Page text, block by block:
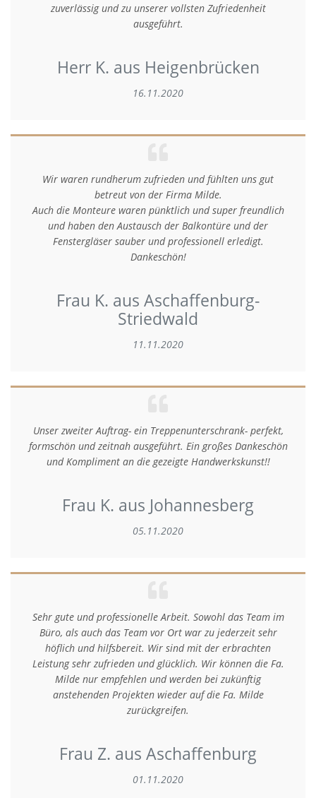
zuverlässig und zu unserer vollsten Zufriedenheit
ausgeführt.
Herr K. aus Heigenbrücken
16.11.2020
Wir waren rundherum zufrieden und fühlten uns gut
betreut von der Firma Milde.
Auch die Monteure waren pünktlich und super freundlich
und haben den Austausch der Balkontüre und der
Fenstergläser sauber und professionell erledigt.
Dankeschön!
Frau K. aus Aschaffenburg-
Striedwald
11.11.2020
Unser zweiter Auftrag- ein Treppenunterschrank- perfekt,
formschön und zeitnah ausgeführt. Ein großes Dankeschön
und Kompliment an die gezeigte Handwerkskunst!!
Frau K. aus Johannesberg
05.11.2020
Sehr gute und professionelle Arbeit. Sowohl das Team im
Büro, als auch das Team vor Ort war zu jederzeit sehr
höflich und hilfsbereit. Wir sind mit der erbrachten
Leistung sehr zufrieden und glücklich. Wir können die Fa.
Milde nur empfehlen und werden bei zukünftig
anstehenden Projekten wieder auf die Fa. Milde
zurückgreifen.
Frau Z. aus Aschaffenburg
01.11.2020